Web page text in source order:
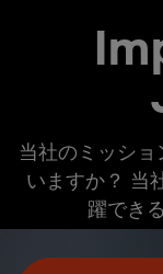
当社のミッシ
いますか？ 当
躍でき